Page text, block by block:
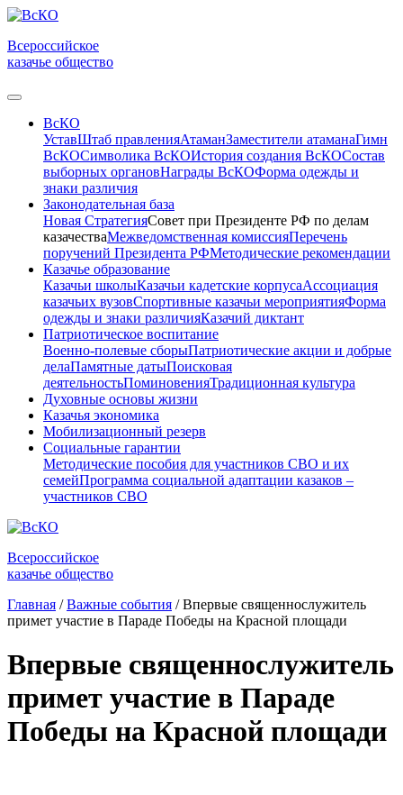
Всероссийское
казачье общество
ВсКО
УставШтаб правленияАтаманЗаместители атаманаГимн
ВсКОСимволика ВсКОИстория создания ВсКОСостав
выборных органовНаграды ВсКОФорма одежды и
знаки различия
Законодательная база
Новая СтратегияСовет при Президенте РФ по делам
казачестваМежведомственная комиссияПеречень
поручений Президента РФМетодические рекомендации
Казачье образование
Казачьи школыКазачьи кадетские корпусаАссоциация
казачьих вузовСпортивные казачьи мероприятияФорма
одежды и знаки различияКазачий диктант
Патриотическое воспитание
Военно-полевые сборыПатриотические акции и добрые
делаПамятные датыПоисковая
деятельностьПоминовенияТрадиционная культура
Духовные основы жизни
Казачья экономика
Мобилизационный резерв
Социальные гарантии
Методические пособия для участников СВО и их
семейПрограмма социальной адаптации казаков –
участников СВО
Всероссийское
казачье общество
Главная / Важные события / Впервые священнослужитель
примет участие в Параде Победы на Красной площади
Впервые священнослужитель
примет участие в Параде
Победы на Красной площади